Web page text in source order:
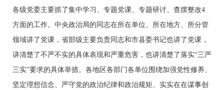
各级党委主要抓了集中学习、专题党课、专题研讨、查摆整改4
方面的工作。中央政治局的同志在所在单位、所在地方、所分管
领域讲了党课，省部级主要负责同志和市县委书记也讲了党课，
讲清楚了不严不实的具体表现和严重危害，也讲清楚了落实“三严
三实”要求的具体举措。各地区各部门各单位围绕加强党性修养、
坚定理想信念、严守党的政治纪律和政治规矩、实实在在谋事创